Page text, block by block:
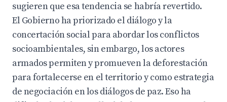
sugieren que esa tendencia se habría revertido.
El Gobierno ha priorizado el diálogo y la
concertación social para abordar los conflictos
socioambientales, sin embargo, los actores
armados permiten y promueven la deforestación
para fortalecerse en el territorio y como estrategia
de negociación en los diálogos de paz. Eso ha